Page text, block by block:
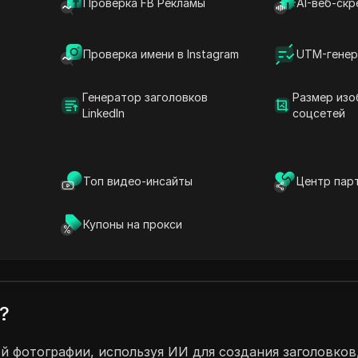
Проверка FB Рекламы AI-веб-
Проверка имени в Instagram UTM-
Генератор заголовков
LinkedIn
Размер
соцсетей
Топ видео-инсайты Центр
Купоны на прокси
Средний пакет, Большой пакет или
Это означает, что вы можете
при этом безопасность вашей
фотографии, используя ИИ для создания